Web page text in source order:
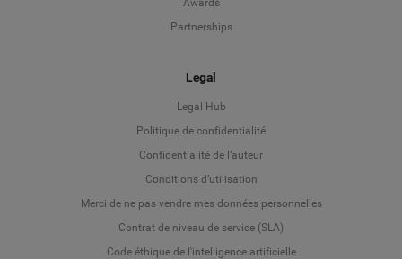
Awards
Partnerships
Legal
Legal Hub
Politique de confidentialité
Confidentialité de l’auteur
Conditions d’utilisation
Merci de ne pas vendre mes données personnelles
Contrat de niveau de service (SLA)
Code éthique de l'intelligence artificielle
English